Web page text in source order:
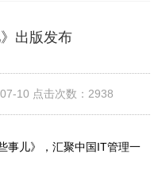
出版发布
10 点击次数： 2938
事儿》，汇聚中国IT管理一